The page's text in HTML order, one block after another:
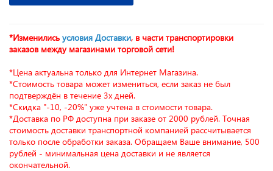
*Изменились условия Доставки, в части транспортировки
заказов между магазинами торговой сети!
*Цена актуальна только для Интернет Магазина.
*Стоимость товара может измениться, если заказ не был
подтверждён в течение 3х дней.
*Скидка "-10, -20%" уже учтена в стоимости товара.
*Доставка по РФ доступна при заказе от 2000 рублей. Точная
стоимость доставки транспортной компанией рассчитывается
только после обработки заказа. Обращаем Ваше внимание, 500
рублей - минимальная цена доставки и не является
окончательной.